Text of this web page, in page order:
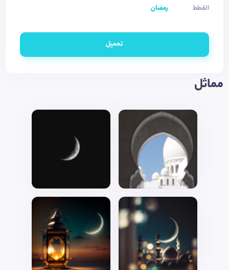
القطط رمضان
تحميل
مماثل